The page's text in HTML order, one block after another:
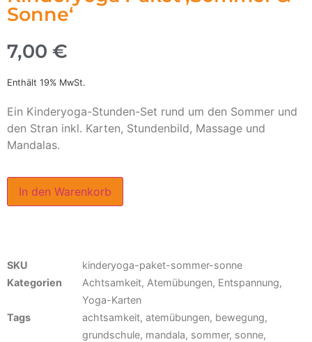
Sonne‘
7,00 €
Enthält 19% MwSt.
Ein Kinderyoga-Stunden-Set rund um den Sommer und
den Stran inkl. Karten, Stundenbild, Massage und
Mandalas.
In den Warenkorb
SKU
kinderyoga-paket-sommer-sonne
Kategorien
Achtsamkeit, Atemübungen, Entspannung,
Yoga-Karten
Tags
achtsamkeit, atemübungen, bewegung,
grundschule, mandala, sommer, sonne,